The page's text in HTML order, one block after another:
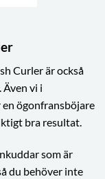
Curler är också
Även vi i
ögonfransböjare
bra resultat.
som är
du behöver inte